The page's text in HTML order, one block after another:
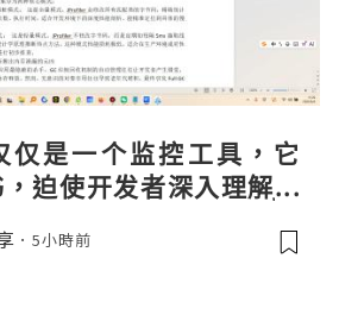
仅是一个监控工具，它
迫使开发者深入理解JV
垃圾回收机制和并发原
可视化数据，它将抽象
5小時前